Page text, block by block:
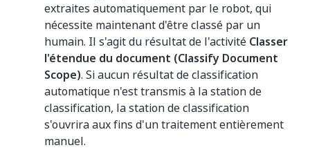
extraites automatiquement par le robot, qui
nécessite maintenant d'être classé par un
humain. Il s'agit du résultat de l'activité Classer
l'étendue du document (Classify Document
Scope). Si aucun résultat de classification
automatique n'est transmis à la station de
classification, la station de classification
s'ouvrira aux fins d'un traitement entièrement
manuel.